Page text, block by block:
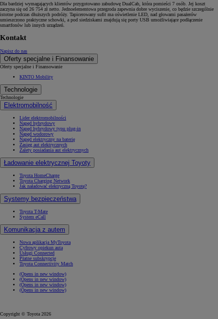
Dla bardziej wymagających klientów przygotowano zabudowę DualCab, która pomieści 7 osób. Jej koszt
zaczyna się od 26 754 zł netto. Jednoelementowa przegroda zapewnia dobre wyciszenie, co będzie szczególnie
istotne podczas dłuższych podróży. Tapicerowany sufit ma oświetlenie LED, nad głowami pasażerów
umieszczono praktyczne schowki, a pod siedziskami znajdują się porty USB umożliwiające podłączenie
smartfonów lub innych urządzeń.
Kontakt
Napisz do nas
Oferty specjalne i Finansowanie
Oferty specjalne i Finansowanie
KINTO Mobility
Technologie
Technologie
Elektromobilność
Lider elektromobilności
Napęd hybrydowy
Napęd hybrydowy typu plug-in
Napęd wodorowy
Napęd elektryczny na baterię
Zasięg aut elektrycznych
Zalety posiadania aut elektrycznych
Ładowanie elektrycznej Toyoty
Toyota HomeCharge
Toyota Charging Network
Jak naładować elektryczną Toyotę?
Systemy bezpieczeństwa
Toyota T-Mate
System eCall
Komunikacja z autem
Nowa aplikacja MyToyota
Cyfrowy opiekun auta
Usługi Connected
Płatne subskrypcje
Toyota Connectivity Match
(Opens in new window)
(Opens in new window)
(Opens in new window)
(Opens in new window)
Copyright © Toyota 2026